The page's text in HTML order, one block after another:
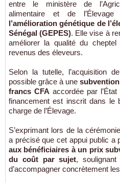
entre le ministère de
alimentaire et de
l’amélioration génétique de
Sénégal (GEPES). Elle vise à
améliorer la qualité du
revenus des éleveurs.
Selon la tutelle, l’acquisition
possible grâce à une
francs CFA accordée par
financement est inscrit dans le
charge de l’Élevage.
S’exprimant lors de la
a précisé que cet appui public a
aux bénéficiaires à un prix
du coût par sujet,
d’accompagner concrètement